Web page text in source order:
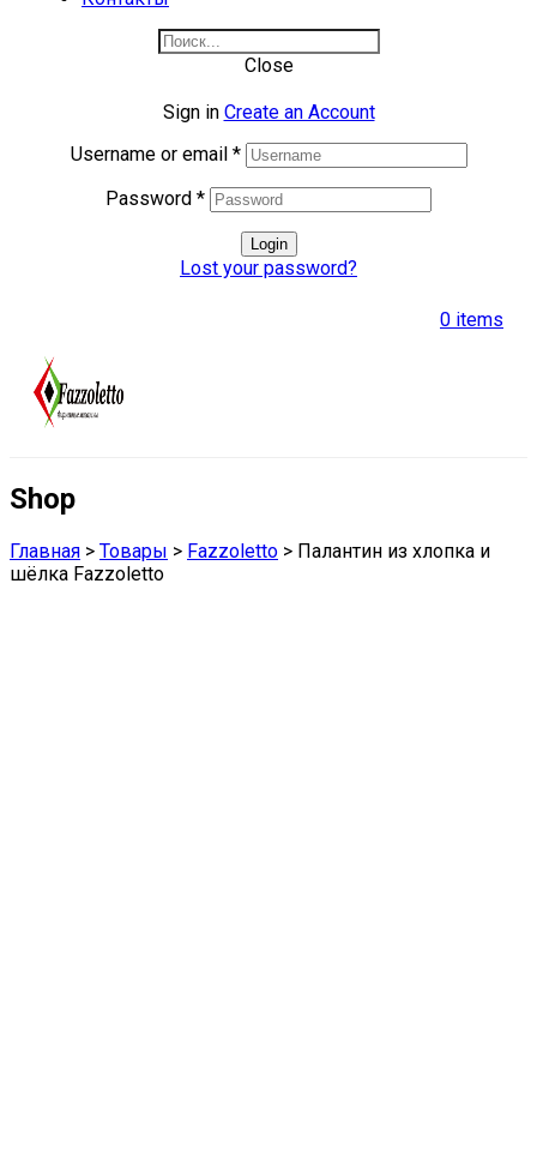
Close
Sign in Create an Account
Username or email *
Password *
Login
Lost your password?
0 items
Shop
Главная > Товары > Fazzoletto > Палантин из хлопка и
шёлка Fazzoletto